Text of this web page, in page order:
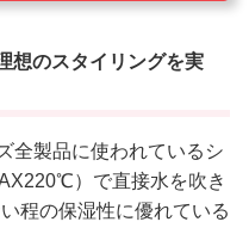
想のスタイリングを実
全製品に使われているシ
）で直接水を吹き
程の保湿性に優れている